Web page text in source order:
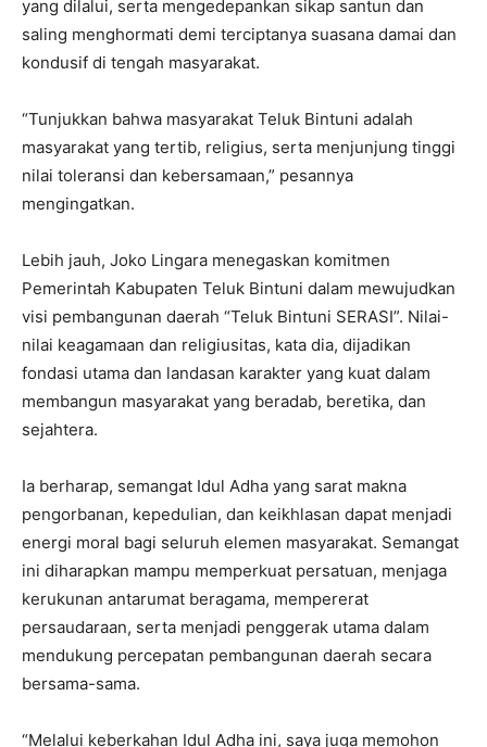
yang dilalui, serta mengedepankan sikap santun dan
saling menghormati demi terciptanya suasana damai dan
kondusif di tengah masyarakat.
“Tunjukkan bahwa masyarakat Teluk Bintuni adalah
masyarakat yang tertib, religius, serta menjunjung tinggi
nilai toleransi dan kebersamaan,” pesannya
mengingatkan.
Lebih jauh, Joko Lingara menegaskan komitmen
Pemerintah Kabupaten Teluk Bintuni dalam mewujudkan
visi pembangunan daerah “Teluk Bintuni SERASI”. Nilai-
nilai keagamaan dan religiusitas, kata dia, dijadikan
fondasi utama dan landasan karakter yang kuat dalam
membangun masyarakat yang beradab, beretika, dan
sejahtera.
Ia berharap, semangat Idul Adha yang sarat makna
pengorbanan, kepedulian, dan keikhlasan dapat menjadi
energi moral bagi seluruh elemen masyarakat. Semangat
ini diharapkan mampu memperkuat persatuan, menjaga
kerukunan antarumat beragama, mempererat
persaudaraan, serta menjadi penggerak utama dalam
mendukung percepatan pembangunan daerah secara
bersama-sama.
“Melalui keberkahan Idul Adha ini, saya juga memohon